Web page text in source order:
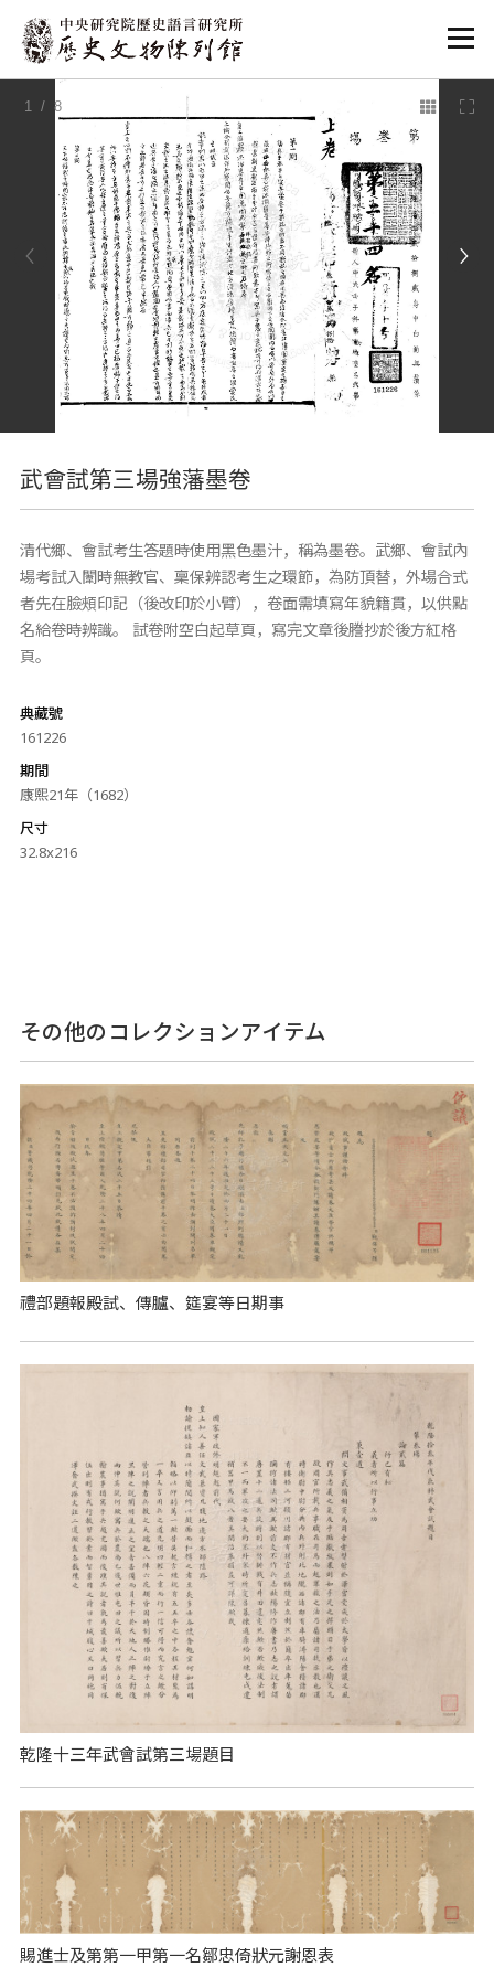
:::
1 / 8
武會試第三場強藩墨卷
清代鄉、會試考生答題時使用黑色墨汁，稱為墨卷。武鄉、會試內
場考試入闈時無教官、稟保辨認考生之環節，為防頂替，外場合式
者先在臉頰印記（後改印於小臂），卷面需填寫年貌籍貫，以供點
名給卷時辨識。 試卷附空白起草頁，寫完文章後謄抄於後方紅格
頁。
典藏號
161226
期間
康熙21年（1682）
尺寸
32.8x216
その他のコレクションアイテム
禮部題報殿試、傳臚、筵宴等日期事
乾隆十三年武會試第三場題目
賜進士及第第一甲第一名鄒忠倚狀元謝恩表